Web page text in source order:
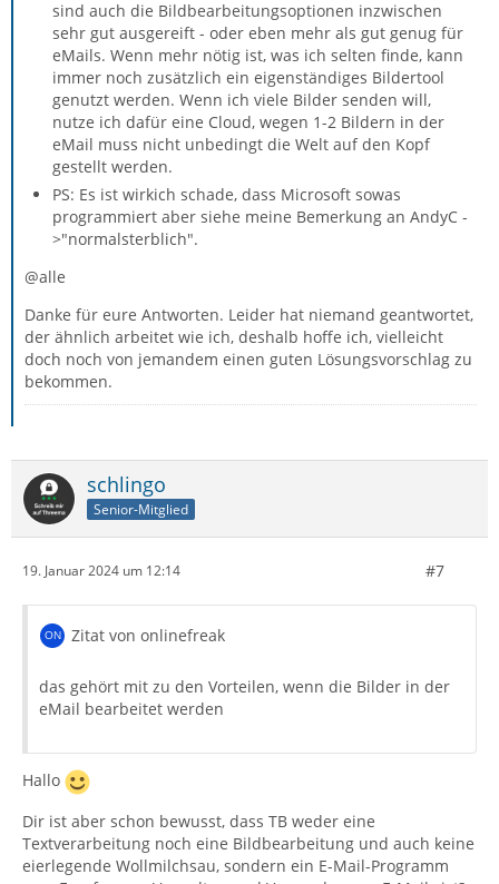
sind auch die Bildbearbeitungsoptionen inzwischen
sehr gut ausgereift - oder eben mehr als gut genug für
eMails. Wenn mehr nötig ist, was ich selten finde, kann
immer noch zusätzlich ein eigenständiges Bildertool
genutzt werden. Wenn ich viele Bilder senden will,
nutze ich dafür eine Cloud, wegen 1-2 Bildern in der
eMail muss nicht unbedingt die Welt auf den Kopf
gestellt werden.
PS: Es ist wirkich schade, dass Microsoft sowas
programmiert aber siehe meine Bemerkung an AndyC -
>"normalsterblich".
@alle
Danke für eure Antworten. Leider hat niemand geantwortet,
der ähnlich arbeitet wie ich, deshalb hoffe ich, vielleicht
doch noch von jemandem einen guten Lösungsvorschlag zu
bekommen.
schlingo
Senior-Mitglied
19. Januar 2024 um 12:14 #7
Zitat von onlinefreak
das gehört mit zu den Vorteilen, wenn die Bilder in der
eMail bearbeitet werden
Hallo
Dir ist aber schon bewusst, dass TB weder eine
Textverarbeitung noch eine Bildbearbeitung und auch keine
eierlegende Wollmilchsau, sondern ein E-Mail-Programm